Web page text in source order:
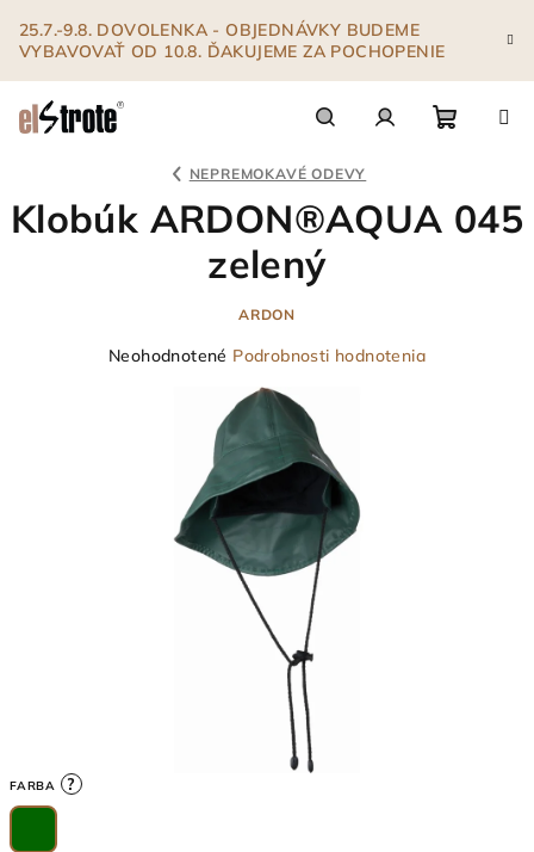
obsah
25.7.-9.8. DOVOLENKA - OBJEDNÁVKY BUDEME
VYBAVOVAŤ OD 10.8. ĎAKUJEME ZA POCHOPENIE
košík
NEPREMOKAVÉ ODEVY
FARBA ?
Klobúk ARDON®AQUA 045
zelený
ARDON
Priemerné
hviezdičiek.
Neohodnotené Podrobnosti hodnotenia